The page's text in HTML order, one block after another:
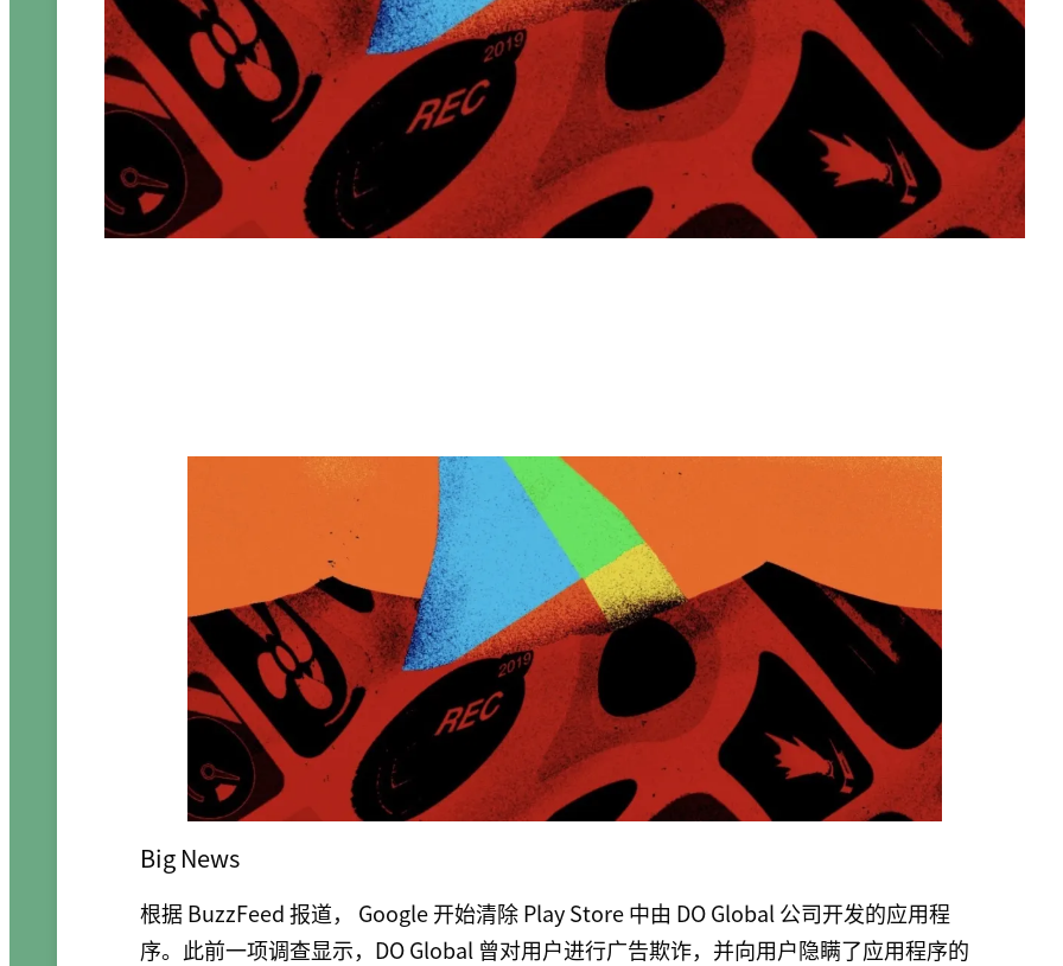
Big News
根据 BuzzFeed 报道， Google 开始清除 Play Store 中由 DO Global 公司开发的应用程
序。此前一项调查显示，DO Global 曾对用户进行广告欺诈，并向用户隐瞒了应用程序的